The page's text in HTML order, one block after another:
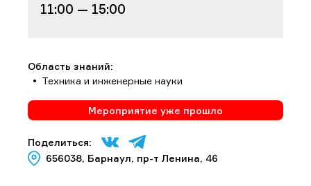
11:00 — 15:00
Область знаний:
Техника и инженерные науки
Мероприятие уже прошло
Поделиться:
656038, Барнаул, пр-т Ленина, 46